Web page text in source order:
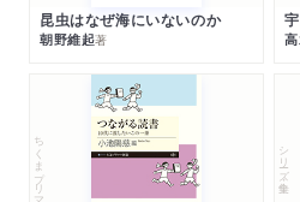
昆虫はなぜ海にいないのか
朝野維起著
ちくまプリマー新書 シリーズ・全集